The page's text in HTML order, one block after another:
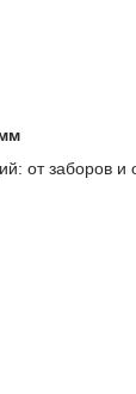
от заборов и